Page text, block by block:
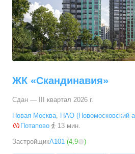
3-комн. кв.
53,6–96,9м²
4-комн. кв.
5+ комн. кв.
ЖК «Скандинавия»
Сдан — III квартал 2026 г.
Новая Москва, НАО (Новомосковский
Потапово
13 мин.
ЗастройщикА101 (4,9 )